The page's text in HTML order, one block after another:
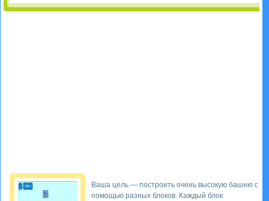
Ваша цель — построить очень высокую башню с
помощью разных блоков. Каждый блок